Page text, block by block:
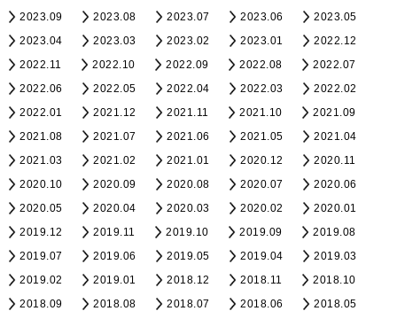
2023.09
2023.08 2023.07 2023.06
2023.05
2023.04
2023.03 2023.02 2023.01
2022.12
2022.11
2022.10 2022.09 2022.08
2022.07
2022.06
2022.05 2022.04 2022.03
2022.02
2022.01
2021.12 2021.11 2021.10
2021.09
2021.08
2021.07 2021.06 2021.05
2021.04
2021.03
2021.02 2021.01 2020.12
2020.11
2020.10
2020.09 2020.08 2020.07
2020.06
2020.05
2020.04 2020.03 2020.02
2020.01
2019.12
2019.11 2019.10 2019.09
2019.08
2019.07
2019.06 2019.05 2019.04
2019.03
2019.02
2019.01 2018.12 2018.11
2018.10
2018.09
2018.08 2018.07 2018.06
2018.05